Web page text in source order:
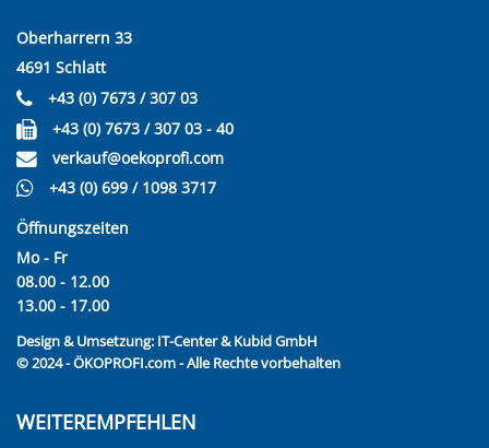
Oberharrern 33
4691 Schlatt
+43 (0) 7673 / 307 03
+43 (0) 7673 / 307 03 - 40
verkauf@oekoprofi.com
+43 (0) 699 / 1098 3717
Öffnungszeiten
Mo - Fr
08.00 - 12.00
13.00 - 17.00
Design & Umsetzung: IT-Center & Kubid GmbH
© 2024 - ÖKOPROFI.com - Alle Rechte vorbehalten
WEITEREMPFEHLEN